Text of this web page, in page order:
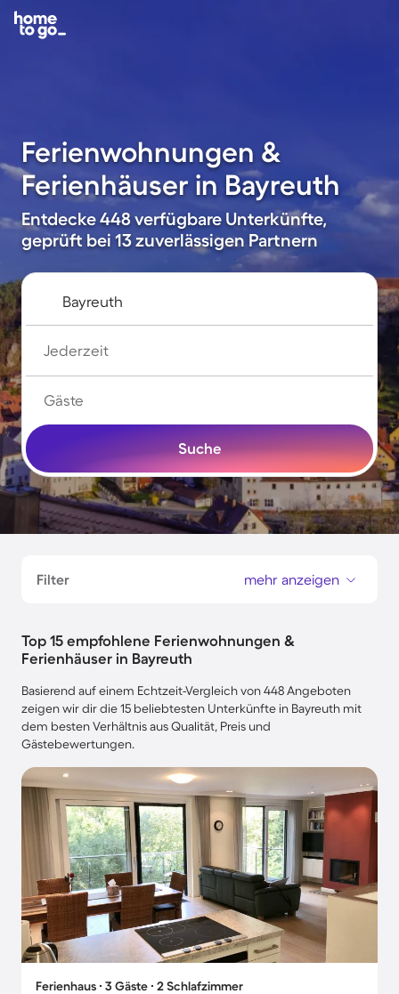
Ferienwohnungen &
Ferienhäuser in Bayreuth
Entdecke 448 verfügbare Unterkünfte,
geprüft bei 13 zuverlässigen Partnern
Jederzeit
Gäste
Suche
Filter mehr anzeigen
Top 15 empfohlene Ferienwohnungen &
Ferienhäuser in Bayreuth
Basierend auf einem Echtzeit-Vergleich von 448 Angeboten
zeigen wir dir die 15 beliebtesten Unterkünfte in Bayreuth mit
dem besten Verhältnis aus Qualität, Preis und
Gästebewertungen.
Ferienhaus ∙ 3 Gäste ∙ 2 Schlafzimmer